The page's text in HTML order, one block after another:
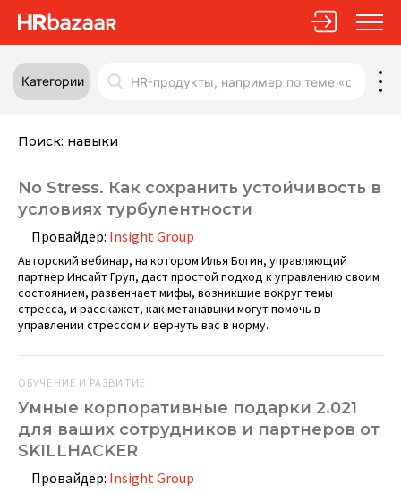
Категории
Поиск: навыки
No Stress. Как сохранить устойчивость в
условиях турбулентности
Провайдер: Insight Group
Авторский вебинар, на котором Илья Богин, управляющий
партнер Инсайт Груп, даст простой подход к управлению своим
состоянием, развенчает мифы, возникшие вокруг темы
стресса, и расскажет, как метанавыки могут помочь в
управлении стрессом и вернуть вас в норму.
ОБУЧЕНИЕ И РАЗВИТИЕ
Умные корпоративные подарки 2.021
для ваших сотрудников и партнеров от
SKILLHACKER
Провайдер: Insight Group